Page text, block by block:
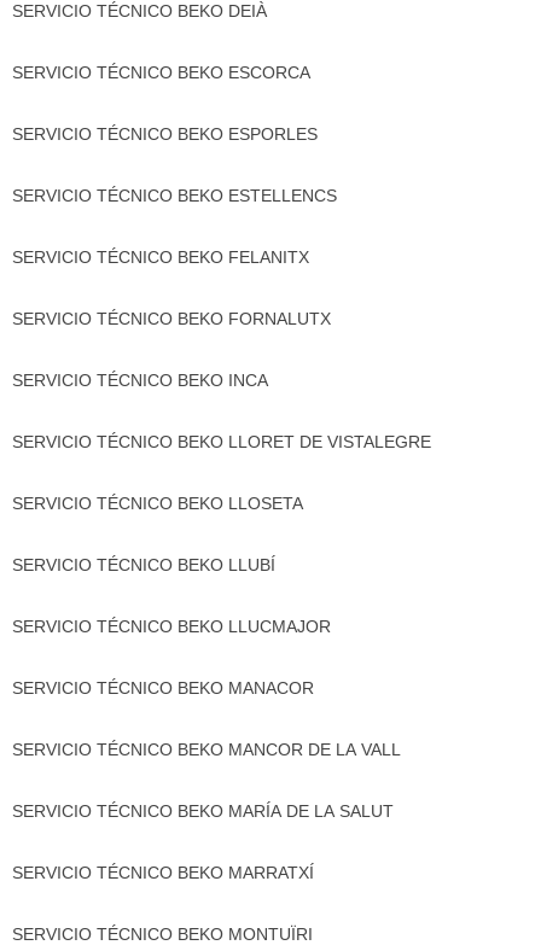
SERVICIO TÉCNICO BEKO DEIÀ
SERVICIO TÉCNICO BEKO ESCORCA
SERVICIO TÉCNICO BEKO ESPORLES
SERVICIO TÉCNICO BEKO ESTELLENCS
SERVICIO TÉCNICO BEKO FELANITX
SERVICIO TÉCNICO BEKO FORNALUTX
SERVICIO TÉCNICO BEKO INCA
SERVICIO TÉCNICO BEKO LLORET DE VISTALEGRE
SERVICIO TÉCNICO BEKO LLOSETA
SERVICIO TÉCNICO BEKO LLUBÍ
SERVICIO TÉCNICO BEKO LLUCMAJOR
SERVICIO TÉCNICO BEKO MANACOR
SERVICIO TÉCNICO BEKO MANCOR DE LA VALL
SERVICIO TÉCNICO BEKO MARÍA DE LA SALUT
SERVICIO TÉCNICO BEKO MARRATXÍ
SERVICIO TÉCNICO BEKO MONTUÏRI